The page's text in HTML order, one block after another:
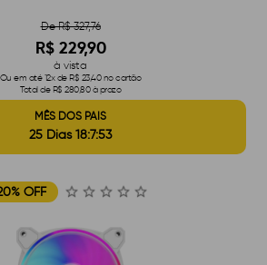
De R$ 327,76
R$ 229,90
à vista
Ou em até 12x de R$ 23,40 no cartão
Total de R$ 280,80 à prazo
MÊS DOS PAIS
25 Dias 18:7:52
OFF